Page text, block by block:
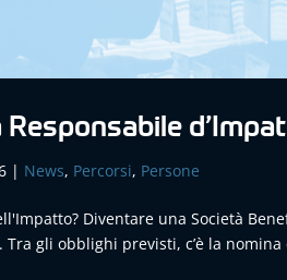
| News, Percorsi, Persone
Diventare una Società
gli obblighi previsti, c’è la